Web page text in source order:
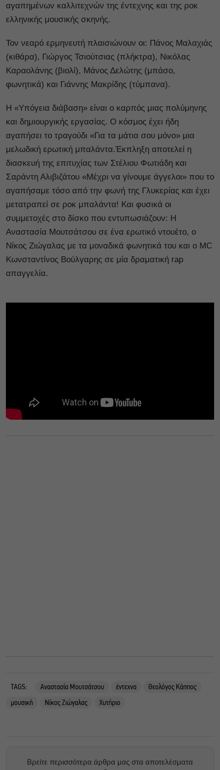
αγαπημένων καλλιτεχνών της έντεχνης και της ροκ
ελληνικής μουσικής σκηνής.
Τον νεαρό ερμηνευτή πλαισιώνουν οι: Πάνος Μαλαχιάς
(κιθάρα), Γιώργος Τσιούτσιας (πλήκτρα), Νικόλας
Καραολάνης (βιολί), Μάνος Δελώτης (μπάσο,
φωνητικά) και Γιάννης Μακρίδης (τύμπανα).
Η «Υπόγεια διάβαση» είναι ο καρπός μιας πολύμηνης
και δημιουργικής εργασίας. Ο κόσμος έχει ήδη
αγαπήσει το τραγούδι «Για τα μάτια σου μόνο» μια
μελωδική ερωτική μπαλάντα.Έκπληξη αποτελεί η
διασκευή της επιτυχίας των Στέλιου Φωτιάδη και
Σαράντη Αλιβιζάτου «Μέχρι να γίνουμε άγγελοι» που το
αγαπήσαμε τόσο από την φωνή της Γλυκερίας και έχει
μετατραπεί σε ροκ μπαλάντα! Και φυσικά οι
συμμετοχές στο δίσκο που εντυπωσιάζουν: Η
Αναστασία Μουτσάτσου σε ένα ερωτικό ντουέτο, ο
Νίκος Ζιώγαλας με τα μοναδικά φωνητικά του και ο MC
Κωνσταντίνος Βούλγαρης σε μία δραματική rap
απαγγελία.
TAGS: Αναστασία Μουτσάτσου έντεχνα
Θεολόγος Κάππος
μουσική
Νίκος Ζιώγαλας Χυτήριο
Βρείτε περισσότερα άρθρα μας στα αποτελέσματα